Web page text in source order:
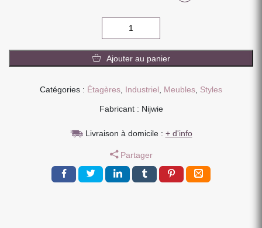
METAL
BOIS
ESPRIT
70
20
X
25
Ajouter au panier
Catégories : Étagères Industriel Meubles Styles
Fabricant : Nijwie
Livraison à domicile : + d'info
Partager